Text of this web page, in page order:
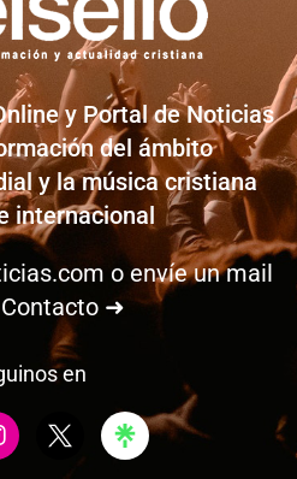
y Portal de Noticias
del ámbito
y la música cristiana
internacional
o envíe un mail
Contacto ➜
en